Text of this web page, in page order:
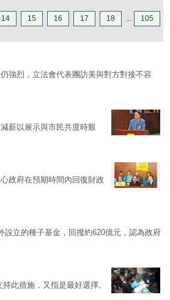
14 15 16 17 18 ... 105
強烈，立法會代表團訪美與對方對接不容
薪以展示與市民共度時艱
政府在預期時間內回復財政
設立的種子基金，回撥約620億元，認為政府
此措施，又指是最好選擇。